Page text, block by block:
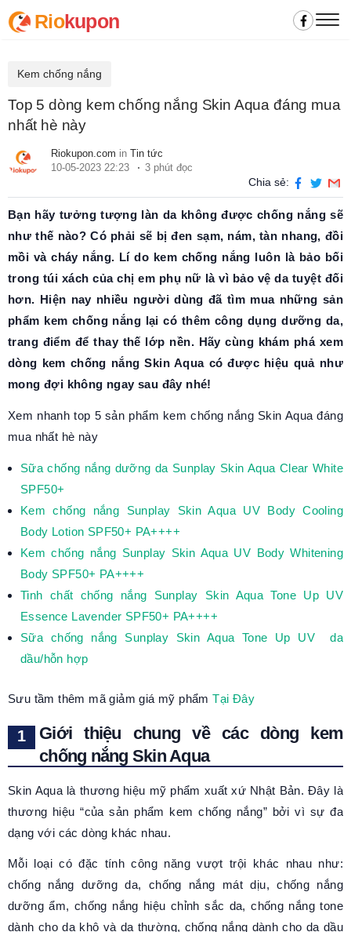
Riokupon
Kem chống nắng
Top 5 dòng kem chống nắng Skin Aqua đáng mua
nhất hè này
Riokupon.com in Tin tức
10-05-2023 22:23
3 phút đọc
Chia sẻ:
Bạn hãy tưởng tượng làn da không được chống nắng sẽ
như thế nào? Có phải sẽ bị đen sạm, nám, tàn nhang, đồi
mồi và cháy nắng. Lí do kem chống nắng luôn là bảo bối
trong túi xách của chị em phụ nữ là vì bảo vệ da tuyệt đối
hơn. Hiện nay nhiều người dùng đã tìm mua những sản
phẩm kem chống nắng lại có thêm công dụng dưỡng da,
trang điểm để thay thế lớp nền. Hãy cùng khám phá xem
dòng kem chống nắng Skin Aqua có được hiệu quả như
mong đợi không ngay sau đây nhé!
Xem nhanh top 5 sản phẩm kem chống nắng Skin Aqua đáng
mua nhất hè này
Sữa chống nắng dưỡng da Sunplay Skin Aqua Clear White
SPF50+
Kem chống nắng Sunplay Skin Aqua UV Body Cooling
Body Lotion SPF50+ PA++++
Kem chống nắng Sunplay Skin Aqua UV Body Whitening
Body SPF50+ PA++++
Tinh chất chống nắng Sunplay Skin Aqua Tone Up UV
Essence Lavender SPF50+ PA++++
Sữa chống nắng Sunplay Skin Aqua Tone Up UV
da
dầu/hỗn hợp
Sưu tầm thêm mã giảm giá mỹ phẩmTại Đây
Giới thiệu chung về các dòng kem
chống nắng Skin Aqua
Skin Aqua là thương hiệu mỹ phẩm xuất xứ Nhật Bản. Đây là
thương hiệu “của sản phẩm kem chống nắng” bởi vì sự đa
dạng với các dòng khác nhau.
Mỗi loại có đặc tính công năng vượt trội khác nhau như:
chống nắng dưỡng da, chống nắng mát dịu, chống nắng
dưỡng ẩm, chống nắng hiệu chỉnh sắc da, chống nắng tone
dành cho da khô và da thường, chống nắng dành cho da dầu